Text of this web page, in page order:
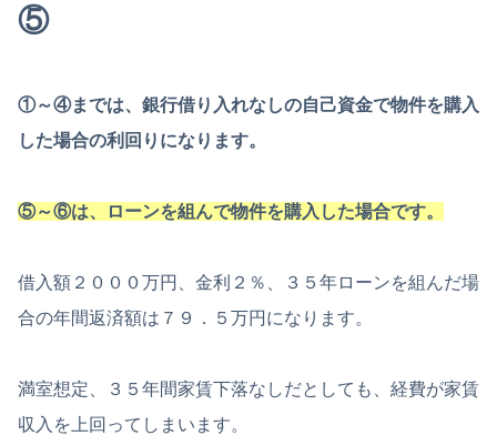
⑤
①～④までは、銀行借り入れなしの自己資金で物件を購入
した場合の利回りになります。
⑤～⑥は、ローンを組んで物件を購入した場合です。
借入額２０００万円、金利２％、３５年ローンを組んだ場
合の年間返済額は７９．５万円になります。
満室想定、３５年間家賃下落なしだとしても、経費が家賃
収入を上回ってしまいます。